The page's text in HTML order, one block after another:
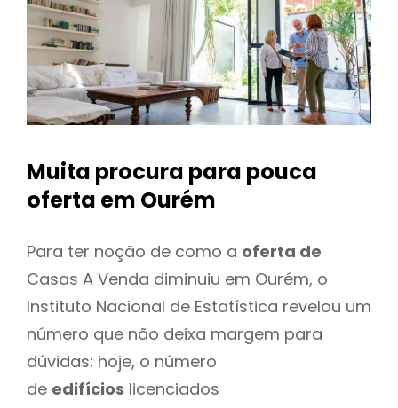
Muita procura para pouca
oferta em Ourém
Para ter noção de como a oferta de
Casas A Venda diminuiu em Ourém, o
Instituto Nacional de Estatística revelou um
número que não deixa margem para
dúvidas: hoje, o número
de edifícios licenciados